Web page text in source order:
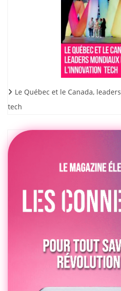
Le Québec et le Canada,
tech